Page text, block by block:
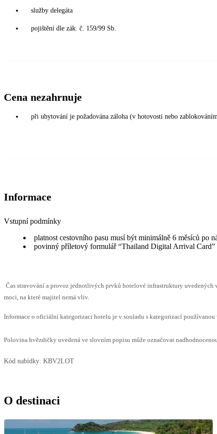
služby delegáta
pojištění dle zák. č. 159/99 Sb.
Cena nezahrnuje
při ubytování je požadována záloha (v hotovosti nebo
Informace
Vstupní podmínky
platnost cestovního pasu musí být minimálně 6 měsíců po
povinný příletový formulář “Thailand Digital Arrival Card”
Čas stravování a provoz jednotlivých prvků hotelové infrastruktury uvedených
moci, na které majitel nemá vliv.
Informace o oficiální kategorizaci hotelu je v souladu s kategorizací
Polovina hvězdičky uvedená ve slovním popisu může označovat
Kód nabídky: KBV2LOT
O destinaci